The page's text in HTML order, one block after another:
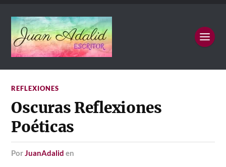
REFLEXIONES
Oscuras Reflexiones
Poéticas
porJuanAdalid en